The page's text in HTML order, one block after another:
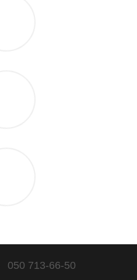
050 713-66-50